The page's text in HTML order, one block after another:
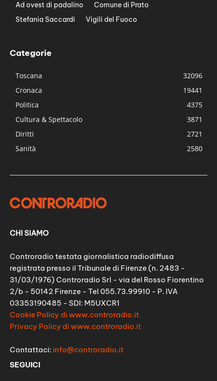
Ad ovest di padalino
Comune di Prato
Stefania Saccardi
Vigili del Fuoco
Categorie
Toscana
32096
Cronaca
19441
Politica
4375
Cultura & Spettacolo
3871
Diritti
2721
Sanità
2580
CHI SIAMO
Controradio testata giornalistica radiodiffusa
registrata presso il Tribunale di Firenze (n. 2483 -
31/03/1976) Controradio Srl - via del Rosso Fiorentino
2/b - 50142 Firenze - Tel 055.73.99910 - P. IVA
03353190485 - SDI: M5UXCR1
Cookie Policy di www.controradio.it
Privacy Policy di www.controradio.it
Contattaci: info@controradio.it
SEGUICI